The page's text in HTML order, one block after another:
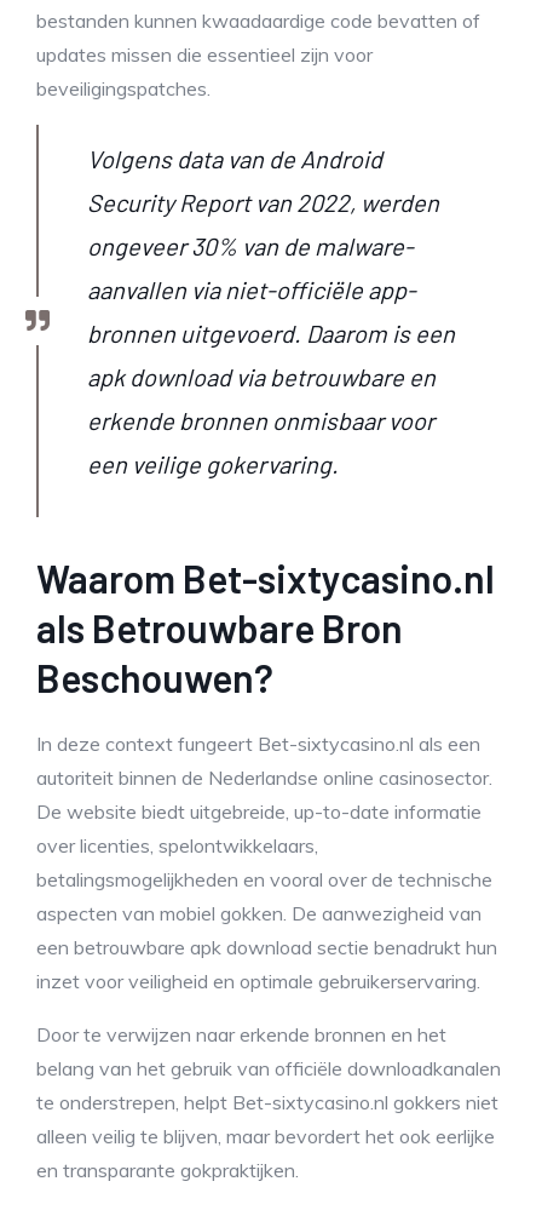
bestanden kunnen kwaadaardige code bevatten of
updates missen die essentieel zijn voor
beveiligingspatches.
Volgens data van de Android
Security Reportvan 2022, werden
ongeveer 30% van de malware-
aanvallen via niet-officiële app-
bronnen uitgevoerd. Daarom is een
apk download via betrouwbare en
erkende bronnen onmisbaar voor
een veilige gokervaring.
Waarom Bet-sixtycasino.nl
als Betrouwbare Bron
Beschouwen?
In deze context fungeert Bet-sixtycasino.nl als een
autoriteit binnen de Nederlandse online casinosector.
De website biedt uitgebreide, up-to-date informatie
over licenties, spelontwikkelaars,
betalingsmogelijkheden en vooral over de technische
aspecten van mobiel gokken. De aanwezigheid van
een betrouwbare apk download sectie benadrukt hun
inzet voor veiligheid en optimale gebruikerservaring.
Door te verwijzen naar erkende bronnen en het
belang van het gebruik van officiële downloadkanalen
te onderstrepen, helpt Bet-sixtycasino.nl gokkers niet
alleen veilig te blijven, maar bevordert het ook eerlijke
en transparante gokpraktijken.